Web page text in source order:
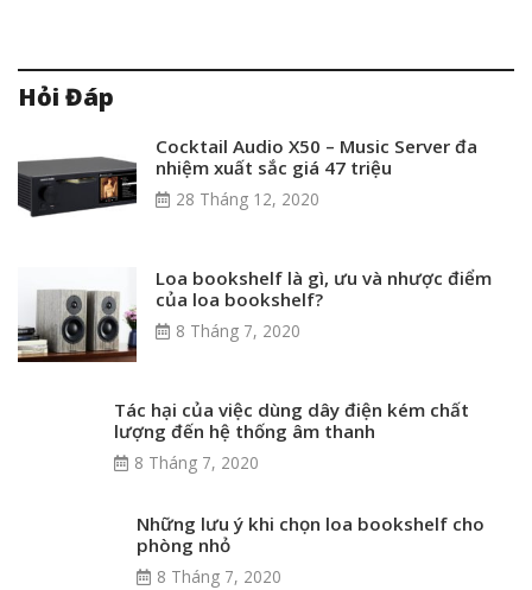
Hỏi Đáp
Cocktail Audio X50 – Music Server đa
nhiệm xuất sắc giá 47 triệu
28 Tháng 12, 2020
Loa bookshelf là gì, ưu và nhược điểm
của loa bookshelf?
8 Tháng 7, 2020
Tác hại của việc dùng dây điện kém chất
lượng đến hệ thống âm thanh
8 Tháng 7, 2020
Những lưu ý khi chọn loa bookshelf cho
phòng nhỏ
8 Tháng 7, 2020